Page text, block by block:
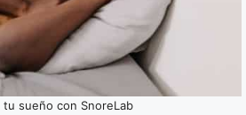
tu sueño con SnoreLab